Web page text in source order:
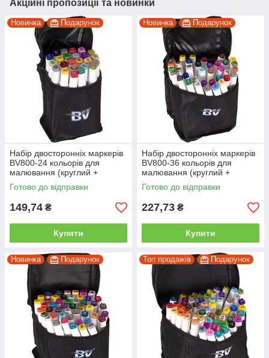
Акційні пропозиції та новинки
Новинка Подарунок
Набір двосторонніх маркерів
BV800-24 кольорів для
малювання (круглий +
скошений.) квадратний у
сумці
Готово до відправки
149,74 ₴
Купити
Новинка Подарунок
Набір двосторонніх маркерів
BV800-36 кольорів для
малювання (круглий +
скісний.) квадратний у сумці
Готово до відправки
227,73 ₴
Купити
Новинка Подарунок Топ продажів Подарунок